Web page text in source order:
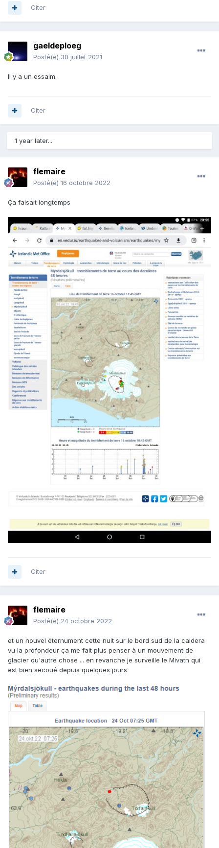
Citer
gaeldeploeg
Posté(e) 30 juillet 2021
Il y a un essaim.
Citer
1 year later...
flemaire
Posté(e) 16 octobre 2022
Ça faisait longtemps
Citer
flemaire
Posté(e) 24 octobre 2022
et un nouvel éternument cette nuit sur le bord sud de la caldera
vu la profondeur ça me fait plus penser à un mouvement de
glacier qu'autre chose ... en revanche je surveille le Mivatn qui
est bien secoué depuis quelques jours